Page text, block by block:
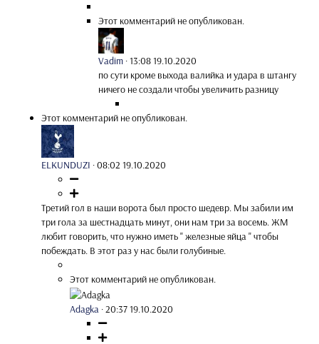
Этот комментарий не опубликован.
Vadim ·13:08 19.10.2020
по сути кроме выхода валийка и удара в штангу
ничего не создали чтобы увеличить разницу
Этот комментарий не опубликован.
ELKUNDUZI ·08:02 19.10.2020
Третий гол в наши ворота был просто шедевр. Мы забили им
три гола за шестнадцать минут, они нам три за восемь. ЖМ
любит говорить, что нужно иметь " железные яйца " чтобы
побеждать. В этот раз у нас были голубиные.
Этот комментарий не опубликован.
Adagka ·20:37 19.10.2020